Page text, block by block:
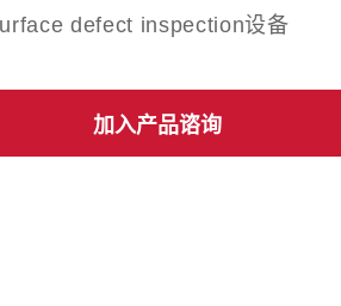
defect inspection设备
加入产品谘询